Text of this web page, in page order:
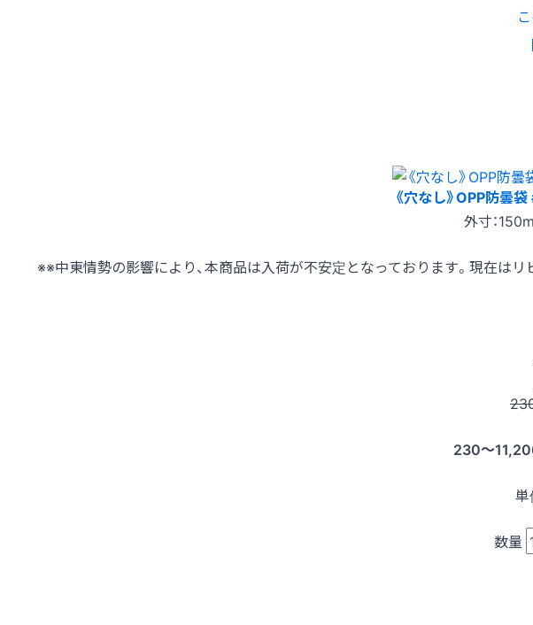
《穴なし》OPP防
外寸：
※※中東情勢の影響により、本商品は入荷が不安定となっております。現在は
230〜
単
数量